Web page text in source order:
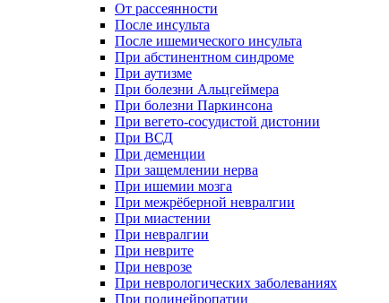
От рассеянности
После инсульта
После ишемического инсульта
При абстинентном синдроме
При аутизме
При болезни Альцгеймера
При болезни Паркинсона
При вегето-сосудистой дистонии
При ВСД
При деменции
При защемлении нерва
При ишемии мозга
При межрёберной невралгии
При миастении
При невралгии
При неврите
При неврозе
При неврологических заболеваниях
При полинейропатии